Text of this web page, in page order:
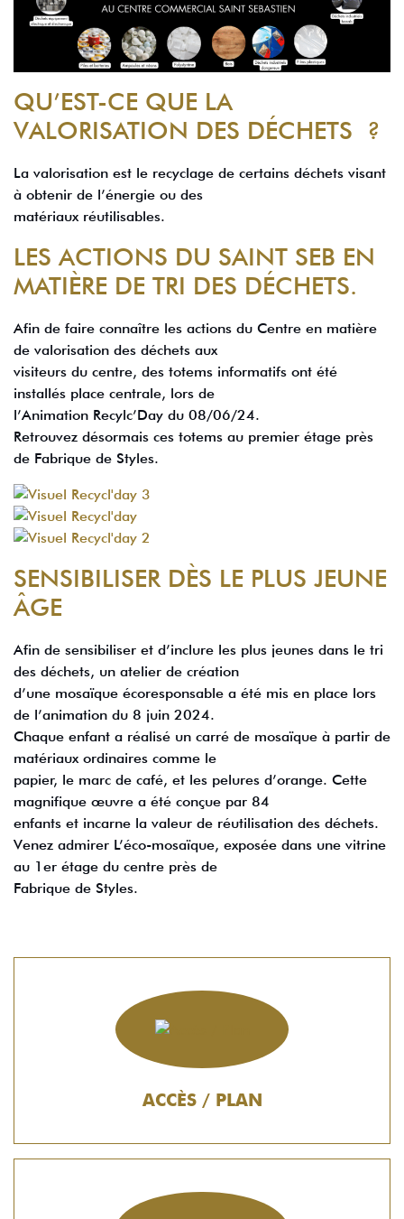
QU’EST-CE QUE LA
VALORISATION DES DÉCHETS ?
La valorisation est le recyclage de certains déchets visant
à obtenir de l’énergie ou des
matériaux réutilisables.
LES ACTIONS DU SAINT SEB EN
MATIÈRE DE TRI DES DÉCHETS.
Afin de faire connaître les actions du Centre en matière
de valorisation des déchets aux
visiteurs du centre, des totems informatifs ont été
installés place centrale, lors de
l’Animation Recylc’Day du 08/06/24.
Retrouvez désormais ces totems au premier étage près
de Fabrique de Styles.
SENSIBILISER DÈS LE PLUS JEUNE
ÂGE
Afin de sensibiliser et d’inclure les plus jeunes dans le tri
des déchets, un atelier de création
d’une mosaïque écoresponsable a été mis en place lors
de l’animation du 8 juin 2024.
Chaque enfant a réalisé un carré de mosaïque à partir de
matériaux ordinaires comme le
papier, le marc de café, et les pelures d’orange. Cette
magnifique œuvre a été conçue par 84
enfants et incarne la valeur de réutilisation des déchets.
Venez admirer L’éco-mosaïque, exposée dans une vitrine
au 1er étage du centre près de
Fabrique de Styles.
ACCÈS / PLAN